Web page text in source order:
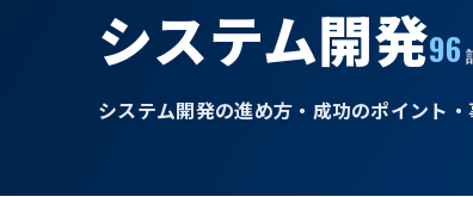
システム開発96
システム開発の進め方・成功のポイント・